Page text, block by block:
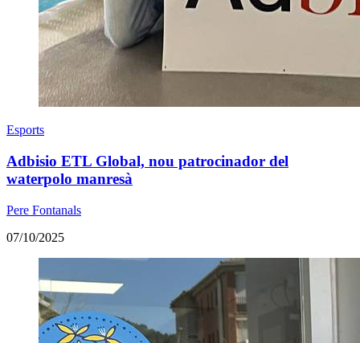
Esports
Adbisio ETL Global, nou patrocinador del
waterpolo manresà
Pere Fontanals
07/10/2025